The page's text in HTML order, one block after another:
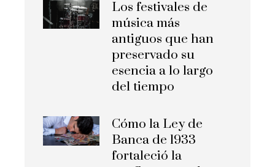
Los festivales de
música más
antiguos que han
preservado su
esencia a lo largo
del tiempo
Cómo la Ley de
Banca de 1933
fortaleció la